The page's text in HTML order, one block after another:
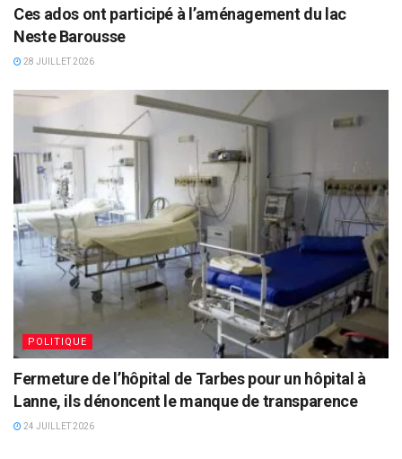
Ces ados ont participé à l’aménagement du lac
Neste Barousse
28 JUILLET 2026
POLITIQUE
Fermeture de l’hôpital de Tarbes pour un hôpital à
Lanne, ils dénoncent le manque de transparence
24 JUILLET 2026